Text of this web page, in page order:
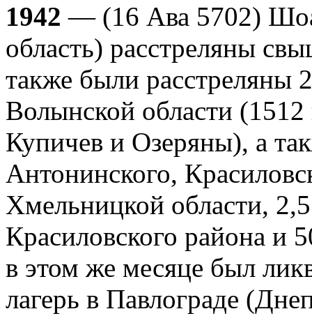
1942 — (16 Ава 5702)
область) расстреляны
также были расстреляны
Волынской области
Купичев и Озеряны), а
Антонинского,
Хмельницкой области,
Красиловского района и
в этом же месяце был
лагерь в Павлограде